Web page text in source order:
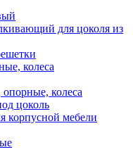
для цоколя из
колеса
колеса
цоколь
корпусной мебели